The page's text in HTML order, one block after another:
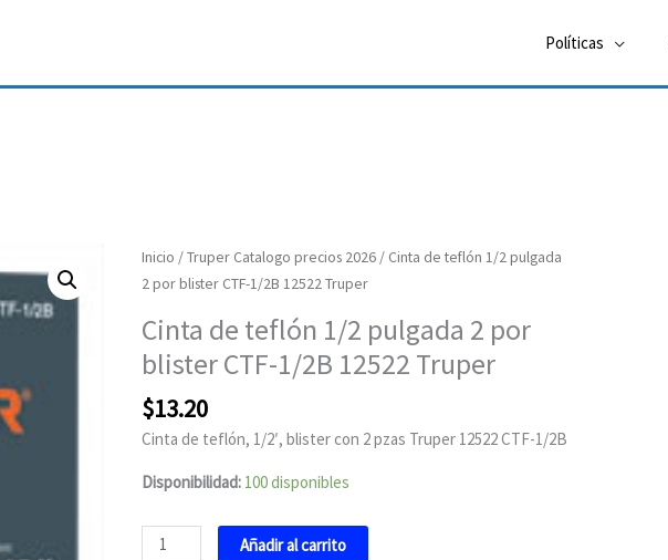
Políticas
Inicio /Truper Catalogo precios 2026/ Cinta de teflón 1/2 pulgada
2 por blister CTF-1/2B 12522 Truper
Cinta de teflón 1/2 pulgada 2 por
blister CTF-1/2B 12522 Truper
$13.20
Cinta de teflón, 1/2′, blister con 2 pzas Truper 12522 CTF-1/2B
Disponibilidad: 100 disponibles
Cinta
de
1/2
pulgada
por
blister
1/2B
12522
Truper
Añadir al carrito